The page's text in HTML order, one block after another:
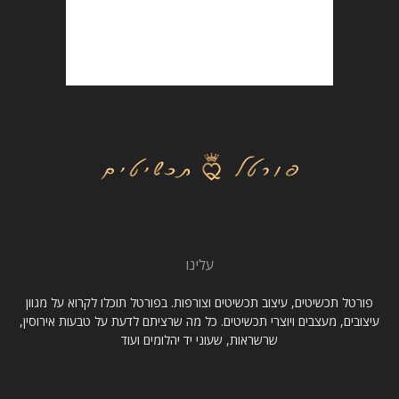
עלינו
פורטל תכשיטים, עיצוב תכשיטים וצורפות. בפורטל תוכלו לקרוא על מגוון
עיצובים, מעצבים ויוצרי תכשיטים. כל מה שרציתם לדעת על טבעות אירוסין,
שרשראות, שעוני יד יהלומים ועוד